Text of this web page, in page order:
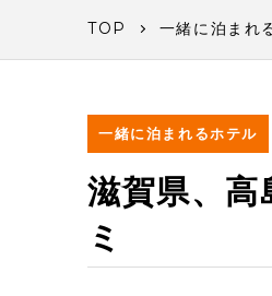
TOP 一緒に泊まれ
一緒に泊まれるホテル
滋賀県、
ミ